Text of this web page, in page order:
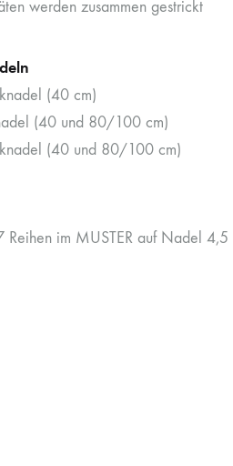
werden zusammen gestrickt
(40 cm)
(40 und 80/100 cm)
(40 und 80/100 cm)
Reihen im MUSTER auf Nadel